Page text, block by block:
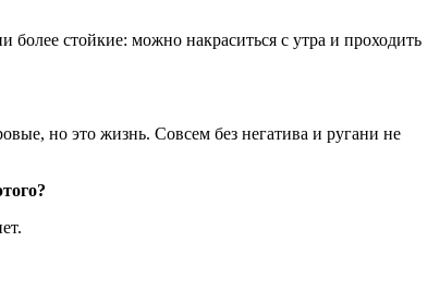
стойкие: можно накраситься с утра и проходить
но это жизнь. Совсем без негатива и ругани не